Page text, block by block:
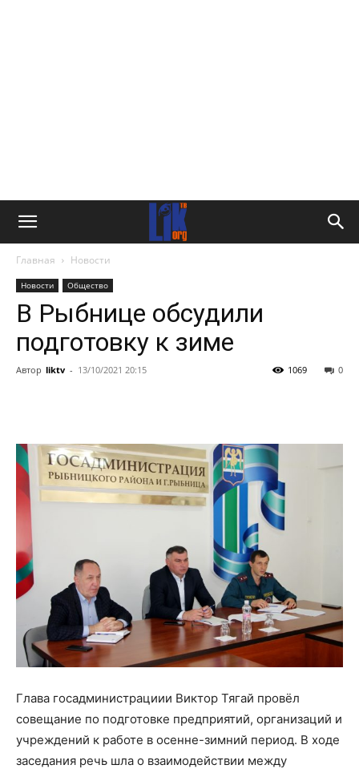
Главная Новости
Новости Общество
В Рыбнице обсудили
подготовку к зиме
Автор liktv - 13/10/2021 20:15 0
1069
Глава госадминистрациии Виктор Тягай провёл
совещание по подготовке предприятий, организаций и
учреждений к работе в осенне-зимний период. В ходе
заседания речь шла о взаимодействии между